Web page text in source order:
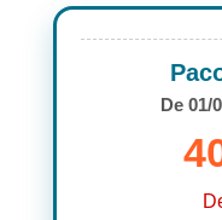
De 01/